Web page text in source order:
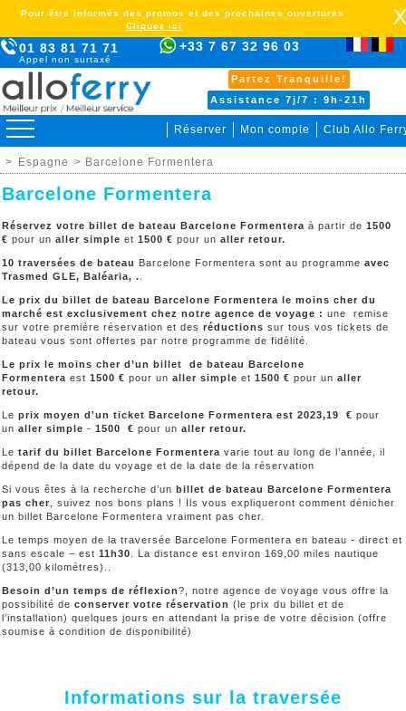
01 83 81 71 71
Appel non surtaxé
+33 7 67 32 96 03
Partez Tranquille!
Assistance 7j/7 : 9h-21h
Réserver Mon compte Club Allo
Pour être informés des promos et des prochaines ouvertures
Cliquez ici
> Espagne > Barcelone Formentera
Barcelone Formentera
Réservez votre billet de bateau Barcelone Formentera à partir de 1500
€ pour un aller simple et 1500 € pour un aller retour.
10 traversées de bateau Barcelone Formentera sont au programme avec
Trasmed GLE, Baléaria, .
Le prix du billet de bateau Barcelone Formentera le moins cher du
marché est exclusivement chez notre agence de voyage : une remise
sur votre première réservation et des réductions sur tous vos tickets de
bateau vous sont offertes par notre programme de fidélité.
Le prix le moins cher d’un billet de bateau Barcelone
Formentera est 1500 € pour un aller simple et 1500 € pour un aller
retour.
Le prix moyen d'un ticket Barcelone Formentera est 2023,19 € pour
un aller simple - 1500 € pour un aller retour.
Le tarif du billet Barcelone Formentera varie tout au long de l’année, il
dépend de la date du voyage et de la date de la réservation
Si vous êtes à la recherche d’un billet de bateau Barcelone Formentera
pas cher , suivez nos bons plans ! Ils vous expliqueront comment dénicher
un billet Barcelone Formentera vraiment pas cher.
Le temps moyen de la traversée Barcelone Formentera en bateau - direct et
sans escale – est 11h30 . La distance est environ 169,00 miles nautique
(313,00 kilométres)..
Besoin d’un temps de réflexion?, notre agence de voyage vous offre la
possibilité de conserver votre réservation (le prix du billet et de
l’installation) quelques jours en attendant la prise de votre décision (offre
soumise à condition de disponibilité)
Informations sur la traversée